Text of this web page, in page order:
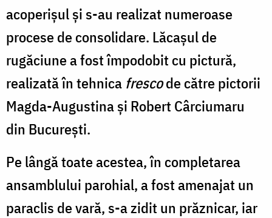
acoperișul și s-au realizat numeroase
procese de consolidare. Lăcașul de
rugăciune a fost împodobit cu pictură,
realizată în tehnica frescode către pictorii
Magda-Augustina și Robert Cârciumaru
din București.
Pe lângă toate acestea, în completarea
ansamblului parohial, a fost amenajat un
paraclis de vară, s-a zidit un prăznicar, iar